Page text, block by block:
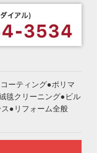
ーティング●ポリマ
毯クリーニング●ビル
●リフォーム全般